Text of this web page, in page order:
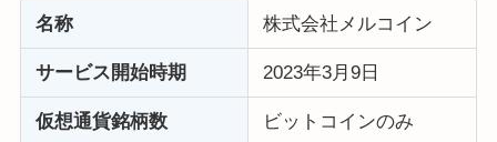
名称 株式会社メルコイン
サービス開始時期 2023年3月9日
仮想通貨銘柄数 ビットコインのみ